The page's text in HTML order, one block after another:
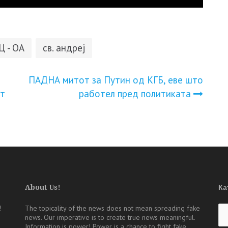
- ОА св. андреј
ПАДНА митот за Пyтин од KГБ, еве што
работел пред пoлитиката
About Us!
The topicality of the news does not mean spreading fake
news. Our imperative is to create true news meaningful.